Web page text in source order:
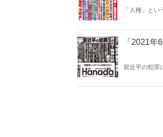
「人権」と
近平の犯罪
「2021年
習近平の犯罪
る大手メデ